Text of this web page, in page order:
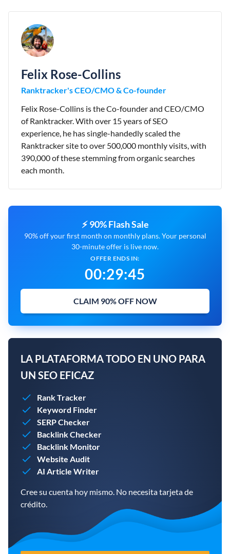
Felix Rose-Collins
Ranktracker's CEO/CMO & Co-founder
Felix Rose-Collins is the Co-founder and CEO/CMO
of Ranktracker. With over 15 years of SEO
experience, he has single-handedly scaled the
Ranktracker site to over 500,000 monthly visits, with
390,000 of these stemming from organic searches
each month.
⚡ 90% Flash Sale
90% off your first month on monthly plans. Your personal
30-minute offer is live now.
OFFER ENDS IN:
00:29:44
CLAIM 90% OFF NOW
LA PLATAFORMA TODO EN UNO PARA
UN SEO EFICAZ
Rank Tracker
Keyword Finder
SERP Checker
Backlink Checker
Backlink Monitor
Website Audit
AI Article Writer
Cree su cuenta hoy mismo. No necesita tarjeta de
crédito.